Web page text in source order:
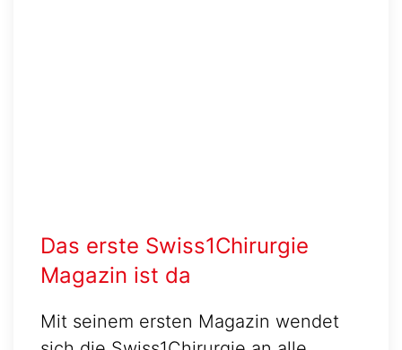
Das erste Swiss1Chirurgie
Magazin ist da
Mit seinem ersten Magazin wendet